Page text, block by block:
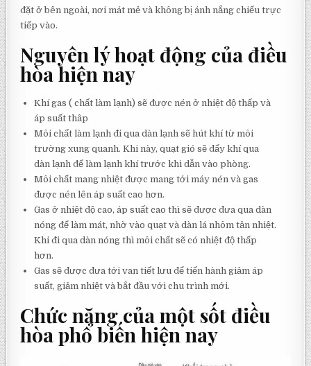
đặt ở bên ngoài, nơi mát mẻ và không bị ánh nắng chiếu trực
tiếp vào.
Nguyên lý hoạt động của điều
hòa hiện nay
Khí gas ( chất làm lạnh) sẽ được nén ở nhiệt độ thấp và
áp suất thâp
Môi chất làm lạnh đi qua dàn lạnh sẽ hút khí từ môi
trường xung quanh. Khi này, quạt gió sẽ đẩy khí qua
dàn lạnh để làm lạnh khí trước khi dẫn vào phòng.
Môi chất mang nhiệt được mang tới máy nén và gas
được nén lên áp suất cao hơn.
Gas ở nhiệt độ cao, áp suất cao thì sẽ được đưa qua dàn
nóng để làm mát, nhờ vào quạt và dàn lá nhôm tản nhiệt.
Khi đi qua dàn nóng thì môi chất sẽ có nhiệt độ thấp
hơn.
Gas sẽ được đưa tới van tiết lưu để tiến hành giảm áp
suất, giảm nhiệt và bắt đầu với chu trình mới.
Chức năng của một sốt điều
hòa phổ biến hiện nay